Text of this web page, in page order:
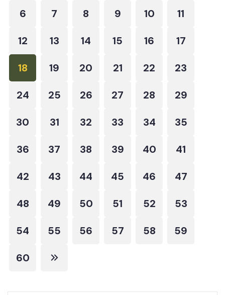
6 7 8 9 10 11
12 13 14 15 16 17
18 19 20 21 22 23
24 25 26 27 28 29
30 31 32 33 34 35
36 37 38 39 40 41
42 43 44 45 46 47
48 49 50 51 52 53
54 55 56 57 58 59
60